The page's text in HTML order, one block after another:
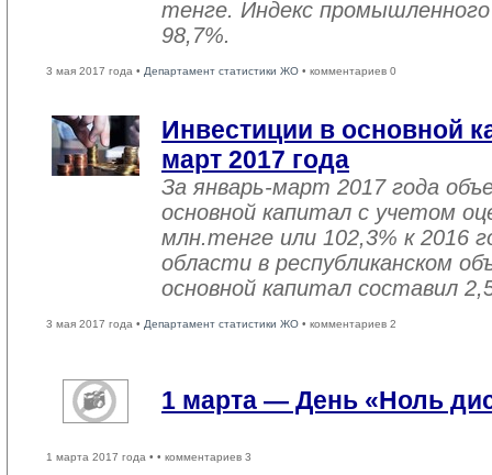
тенге. Индекс
98,7%.
3 мая 2017 года • Департамент статистики ЖО • комментариев 0
Инвестиции в основной
март 2017 года
За январь-март 2017 года
основной капитал с учетом
млн.тенге или 102,3% к 2016
области в республиканском
основной капитал составил
3 мая 2017 года • Департамент статистики ЖО • комментариев 2
1 марта — День «Ноль
1 марта 2017 года • • комментариев 3